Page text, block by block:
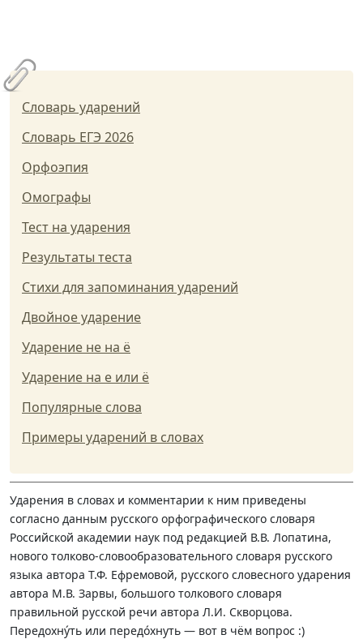
Словарь ударений
Словарь ЕГЭ 2026
Орфоэпия
Омографы
Тест на ударения
Результаты теста
Стихи для запоминания ударений
Двойное ударение
Ударение не на ё
Ударение на е или ё
Популярные слова
Примеры ударений в словах
Ударения в словах и комментарии к ним приведены
согласно данным русского орфографического словаря
Российской академии наук под редакцией В.В. Лопатина,
нового толково-словообразовательного словаря русского
языка автора Т.Ф. Ефремовой, русского словесного ударения
автора М.В. Зарвы, большого толкового словаря
правильной русской речи автора Л.И. Скворцова.
Передохну́ть или передо́хнуть — вот в чём вопрос :)